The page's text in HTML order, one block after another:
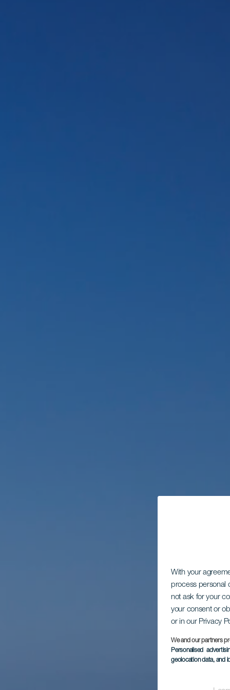
With your
process personal
not ask for your
your consent or
or in our Privacy
We and our partners
Personalised
geolocation data, and